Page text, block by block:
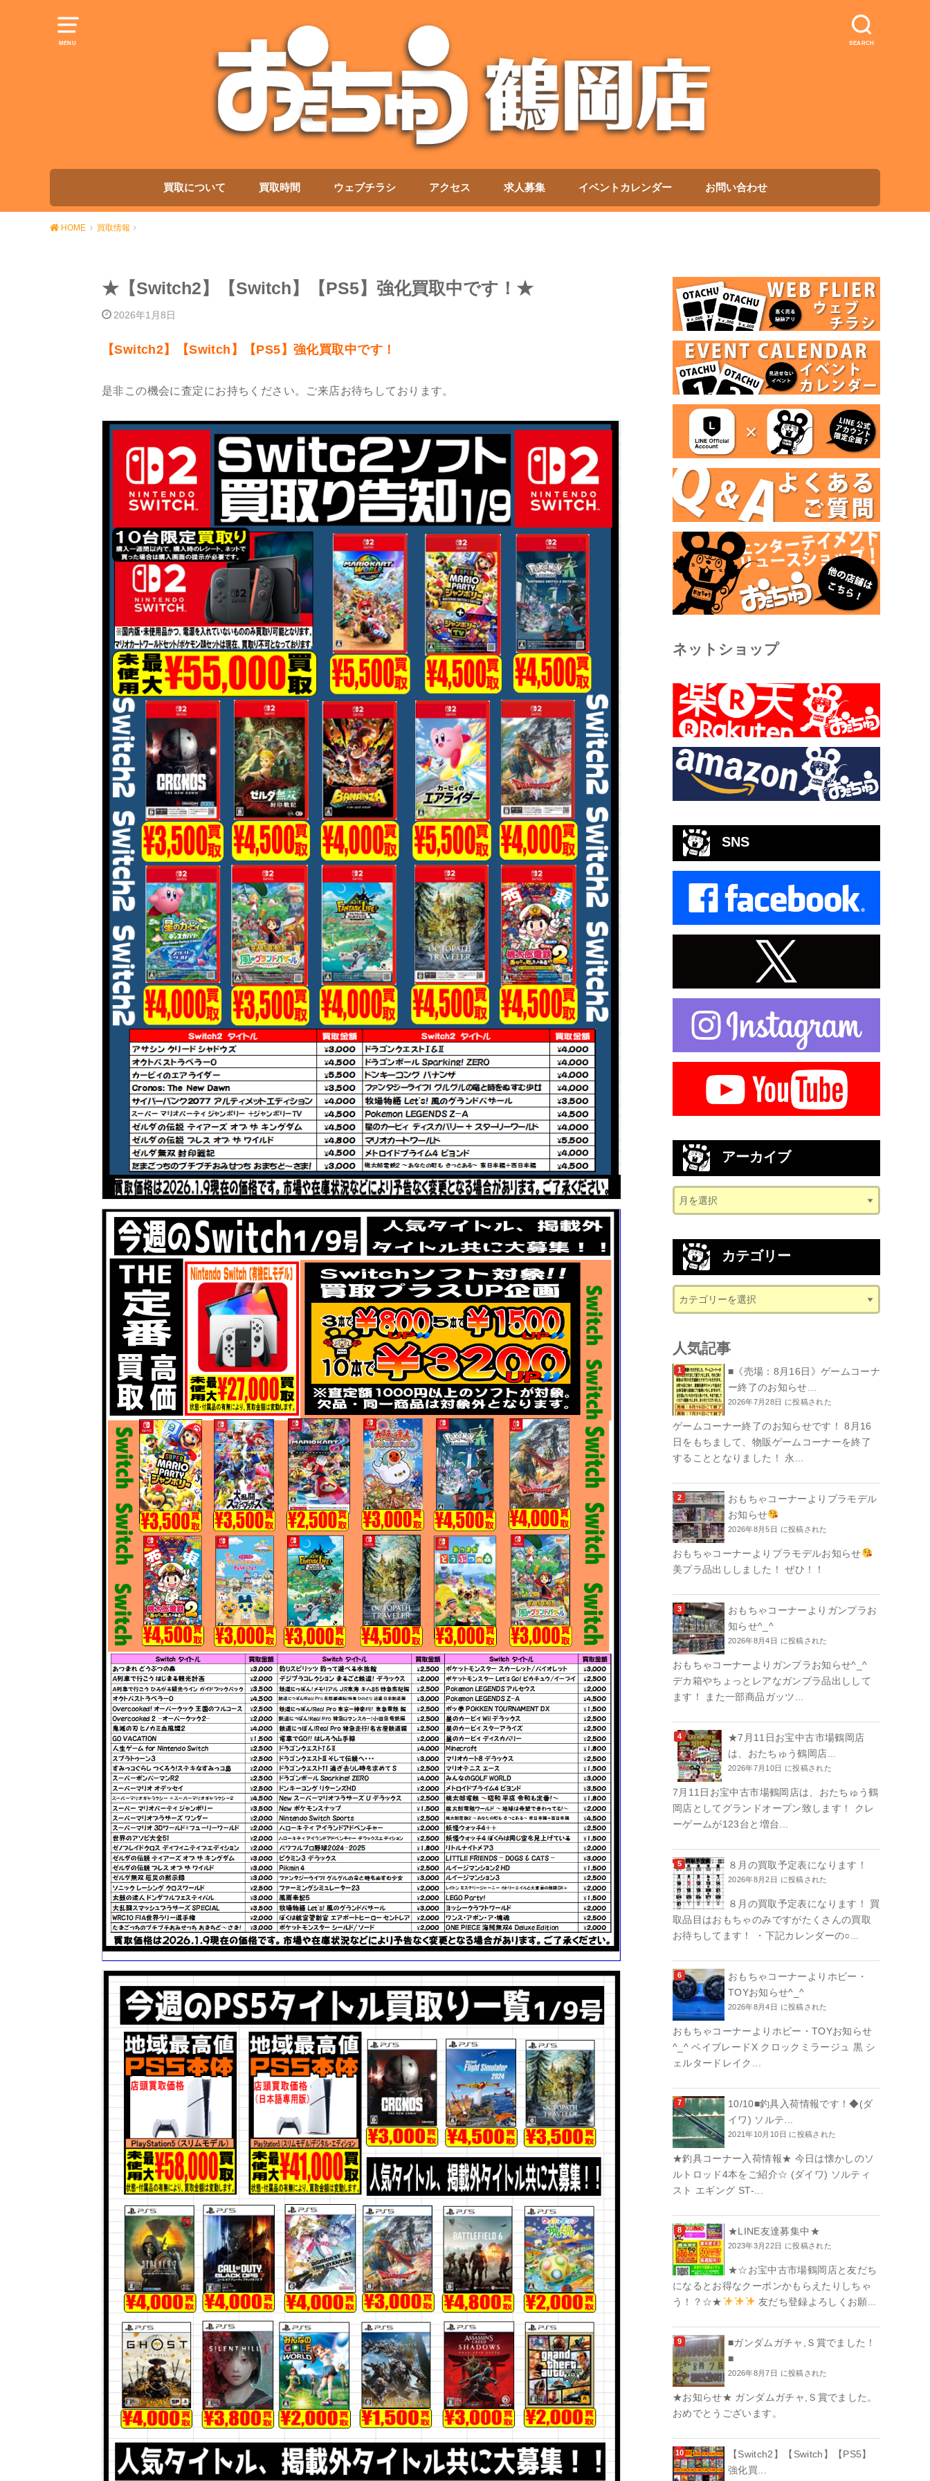
MENU SEARCH
買取について 買取時間 ウェブチラシ アクセス 求人募集 イベントカレンダー お問い合わせ
HOME 買取情報
★【Switch2】【Switch】【PS5】強化買取中です！★
2026年1月8日
【Switch2】【Switch】【PS5】強化買取中です！
是非この機会に査定にお持ちください。ご来店お待ちしております。
ネットショップ
SNS
アーカイブ
カテゴリー
人気記事
■《売場：8月16日》ゲームコーナ
ー終了のお知らせ...
2026年7月28日 に投稿された
ゲームコーナー終了のお知らせです！ 8月16
日をもちまして、物販ゲームコーナーを終了
することとなりました！ 永...
おもちゃコーナーよりプラモデル
お知らせ
2026年8月5日 に投稿された
おもちゃコーナーよりプラモデルお知らせ
美プラ品出ししました！ ぜひ！！
おもちゃコーナーよりガンプラお
知らせ^_^
2026年8月4日 に投稿された
おもちゃコーナーよりガンプラお知らせ^_^
デカ箱やちょっとレアなガンプラ品出しして
ます！ また一部商品ガッツ...
★7月11日お宝中古市場鶴岡店
は、おたちゅう鶴岡店...
2026年7月10日 に投稿された
7月11日お宝中古市場鶴岡店は、おたちゅう鶴
岡店としてグランドオープン致します！ クレ
ーゲームが123台と増台...
８月の買取予定表になります！
2026年8月2日 に投稿された
８月の買取予定表になります！ 買
取品目はおもちゃのみですがたくさんの買取
お待ちしてます！ ・下記カレンダーの○...
おもちゃコーナーよりホビー・
TOYお知らせ^_^
2026年8月4日 に投稿された
おもちゃコーナーよりホビー・TOYお知らせ
^_^ ベイブレードX クロックミラージュ 黒 シ
ェルタードレイク...
10/10■釣具入荷情報です！◆(ダ
イワ) ソルテ...
2021年10月10日 に投稿された
★釣具コーナー入荷情報★ 今日は懐かしのソ
ルトロッド4本をご紹介☆ (ダイワ) ソルティ
スト エギング ST-...
★LINE友達募集中★
2023年3月22日 に投稿された
★☆お宝中古市場鶴岡店と友だち
になるとお得なクーポンかもらえたりしちゃ
う！？☆★
友だち登録よろしくお願...
■ガンダムガチャ,Ｓ賞でました！
■
2026年8月7日 に投稿された
★お知らせ★ ガンダムガチャ,Ｓ賞でました。
おめでとうございます。
【Switch2】【Switch】【PS5】
強化買...